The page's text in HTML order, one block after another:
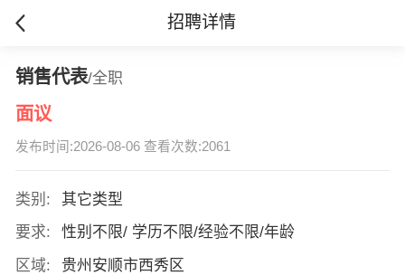
招聘详情
销售代表/全职
面议
发布时间:2026-08-06 查看次数:2061
类别:
其它类型
要求:
性别不限/ 学历不限/经验不限/年龄
区域:
贵州安顺市西秀区